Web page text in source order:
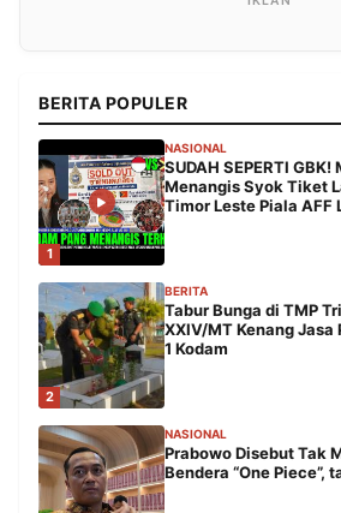
BERITA POPULER
1
NASIONAL
SUDAH SEPERTI GBK!
Menangis Syok Tiket
Timor Leste Piala AFF
2
BERITA
Tabur Bunga di TMP
XXIV/MT Kenang
1 Kodam
NASIONAL
Prabowo Disebut Tak
Bendera “One Piece”,